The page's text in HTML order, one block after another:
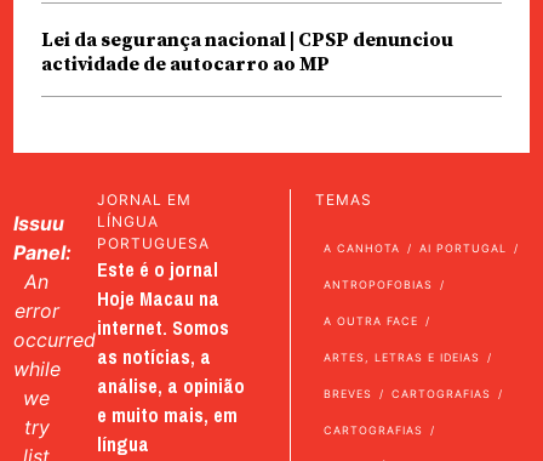
Lei da segurança nacional | CPSP denunciou
actividade de autocarro ao MP
Issuu
Panel:
An
error
occurred
while
we
try
list
JORNAL EM
LÍNGUA
PORTUGUESA
Este é o jornal
Hoje Macau na
internet. Somos
as notícias, a
análise, a opinião
e muito mais, em
língua
TEMAS
A CANHOTA AI PORTUGAL
ANTROPOFOBIAS
A OUTRA FACE
ARTES, LETRAS E IDEIAS
BREVES CARTOGRAFIAS
CARTOGRAFIAS